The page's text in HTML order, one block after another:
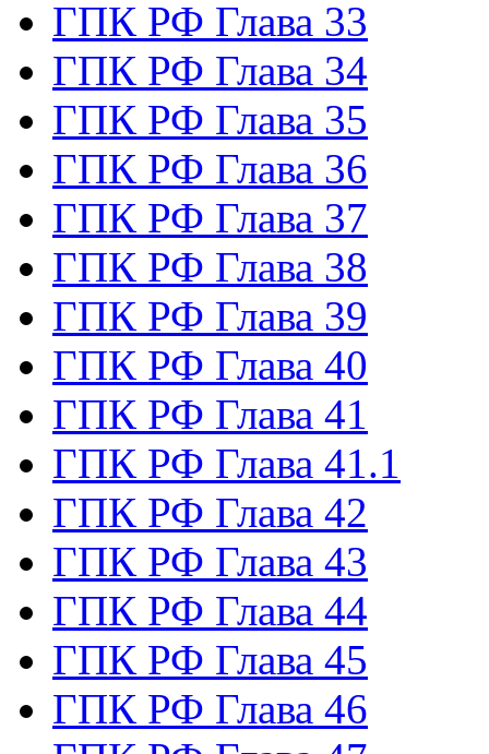
ГПК РФ Глава 33
ГПК РФ Глава 34
ГПК РФ Глава 35
ГПК РФ Глава 36
ГПК РФ Глава 37
ГПК РФ Глава 38
ГПК РФ Глава 39
ГПК РФ Глава 40
ГПК РФ Глава 41
ГПК РФ Глава 41.1
ГПК РФ Глава 42
ГПК РФ Глава 43
ГПК РФ Глава 44
ГПК РФ Глава 45
ГПК РФ Глава 46